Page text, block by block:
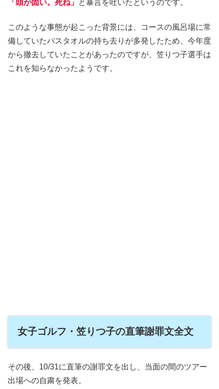
「頭が固い。死ね」 と暴言を吐いたというのです。
このような事態が起こった背景には、コースの風呂場に常
備していたバスタオルの持ち去りが多発したため、今年度
から撤去していたことがあったのですが、笠りつ子選手は
これを知らなかったようです。
女子ゴルフ・笠りつ子の直筆謝罪文全文
その後、10/31に直筆の謝罪文を出し、当面の間のツアー
出場への自粛を発表。